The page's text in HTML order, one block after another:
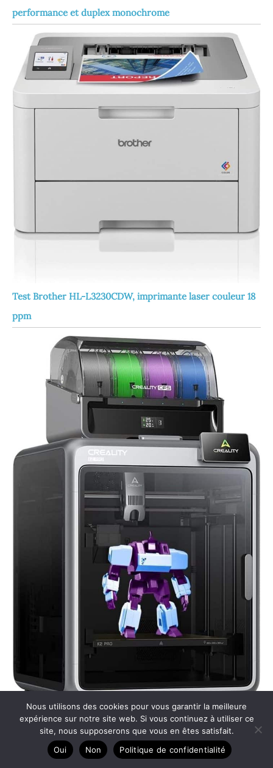
performance et duplex monochrome
Test Brother HL-L3230CDW, imprimante laser couleur 18
ppm
Test de l’imprimante 3D Creality K2 Pro Combo : vitesse et
performance
Nous utilisons des cookies pour vous garantir la meilleure
expérience sur notre site web. Si vous continuez à utiliser ce
site, nous supposerons que vous en êtes satisfait.
Oui
Non Politique de confidentialité